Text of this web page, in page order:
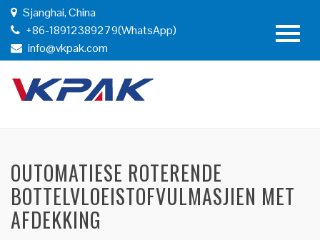
Sjanghai, China
+86-18912389279(WhatsApp)
info@vkpak.com
OUTOMATIESE ROTERENDE
BOTTELVLOEISTOFVULMASJIEN MET
AFDEKKING